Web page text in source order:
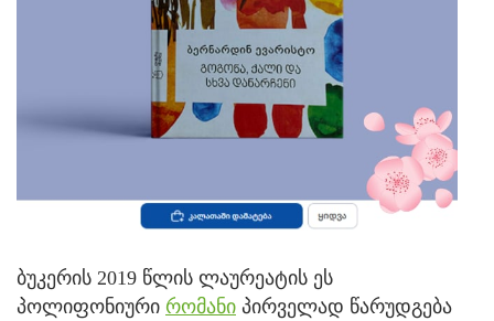
ბუკერის 2019 წლის ლაურეატის ეს
პოლიფონიური რომანი პირველად წარუდგება